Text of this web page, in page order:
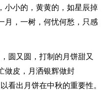
小小的，黄黄的，如星辰掉
月，一树，何忧何愁，只感
圆又圆，打制的月饼甜又
做皮，月洒银辉做封
出月饼在中秋的重要性。